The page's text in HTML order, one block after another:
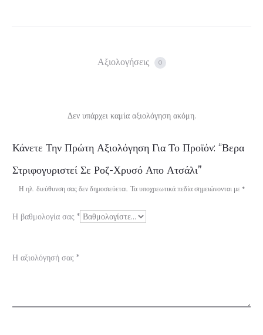
Αξιολογήσεις 0
Α
ξ
ο
ο
σ
Δεν υπάρχει καμία αξιολόγηση ακόμη.
Κάνετε Την Πρώτη Αξιολόγηση Για Το Προϊόν: “Βερα
Στριφογυριστεί Σε Ροζ-Χρυσό Απο Ατσάλι”
Η ηλ. διεύθυνση σας δεν δημοσιεύεται. Τα υποχρεωτικά πεδία σημειώνονται με *
Η βαθμολογία σας *
Η αξιολόγησή σας *